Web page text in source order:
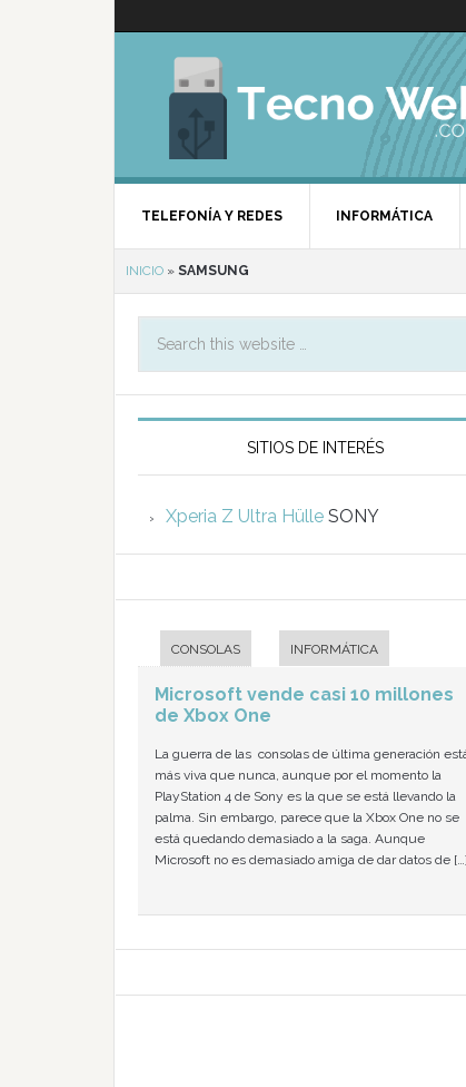
TELEFONÍA Y REDES INFORMÁTICA
INICIO » SAMSUNG
SITIOS DE INTERÉS
Xperia Z Ultra Hülle SONY
CONSOLAS INFORMÁTICA
Microsoft vende casi 10 millones
de Xbox One
La guerra de las consolas de última generación
más viva que nunca, aunque por el momento la
PlayStation 4 de Sony es la que se está llevando la
palma. Sin embargo, parece que la Xbox One no se
está quedando demasiado a la saga. Aunque
Microsoft no es demasiado amiga de dar datos de […]